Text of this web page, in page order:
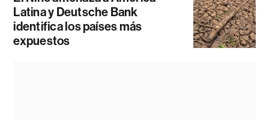
Latina y Deutsche Bank
identifica los países más
expuestos